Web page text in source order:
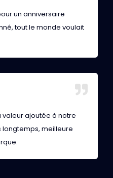
un anniversaire
tout le monde voulait
ajoutée à notre
longtemps, meilleure